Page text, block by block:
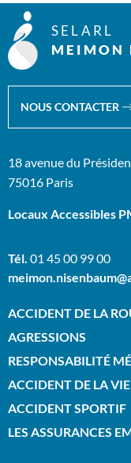
SELARL
MEIMON
NOUS CONTACTER
18 avenue du
75016 Paris
Locaux Accessibles
Tél. 01 45 00 99 00
ACCIDENT DE LA
AGRESSIONS
RESPONSABILITÉ
ACCIDENT DE LA VIE
ACCIDENT SPORTIF
LES ASSURANCES